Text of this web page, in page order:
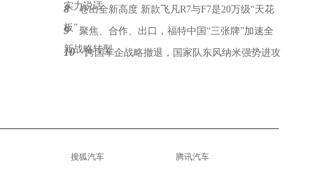
实力说话
8
卷出全新高度 新款飞凡R7与F7是20万级“天花
板”
9
聚焦、合作、出口，福特中国“三张牌”加速全
新战略转型
10 跨国车企战略撤退，国家队东风纳米强势进攻
搜狐汽车 腾讯汽车